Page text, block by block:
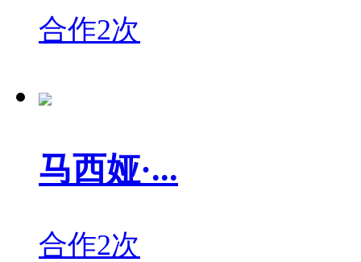
合作2次
马西娅·...
合作2次